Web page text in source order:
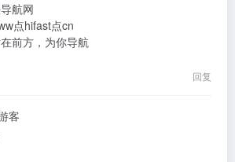
航网
点hifast点cn
前方，为你导航
回复
客